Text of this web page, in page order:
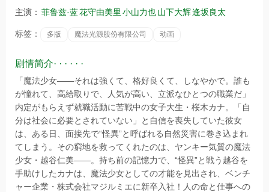
主演： 菲鲁兹·蓝花守由美里 小山力也山下大辉逢坂良太
标签： 多版 魔法光源股份有限公司 动画
剧情简介· · · · · ·
「魔法少女――それは強くて、格好良くて、しなやかで。誰も
が憧れて、高給取りで、人気が高い、立派なひとつの職業だ」
内定がもらえず就職活動に苦戦中の女子大生・桜木カナ。「自
分は社会に必要とされていない」と自信を喪失していた彼女
は、ある日、面接先で“怪異”と呼ばれる自然災害に巻き込まれ
てしまう。その窮地を救ってくれたのは、ヤンキー気質の魔法
少女・越谷仁美――。持ち前の記憶力で、“怪異”と戦う越谷を
手助けしたカナは、魔法少女としての才能を見出され、ベンチ
ャー企業・株式会社マジルミエに新卒入社！人の命と仕事への